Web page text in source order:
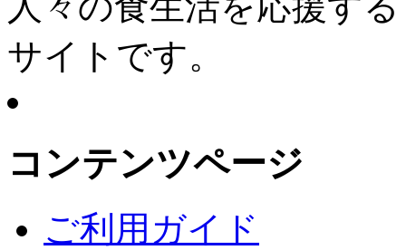
サイトです。
コンテンツページ
ご利用ガイド